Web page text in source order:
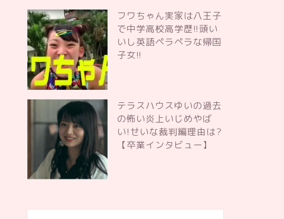
フワちゃん実家は八王子
で中学高校高学歴!!頭い
いし英語ペラペラな帰国
子女!!
テラスハウスゆいの過去
の怖い炎上いじめやば
い!せいな裁判編理由は?
【卒業インタビュー】